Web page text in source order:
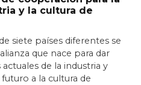
y la cultura de
siete países diferentes se
que nace para dar
de la industria y
a la cultura de